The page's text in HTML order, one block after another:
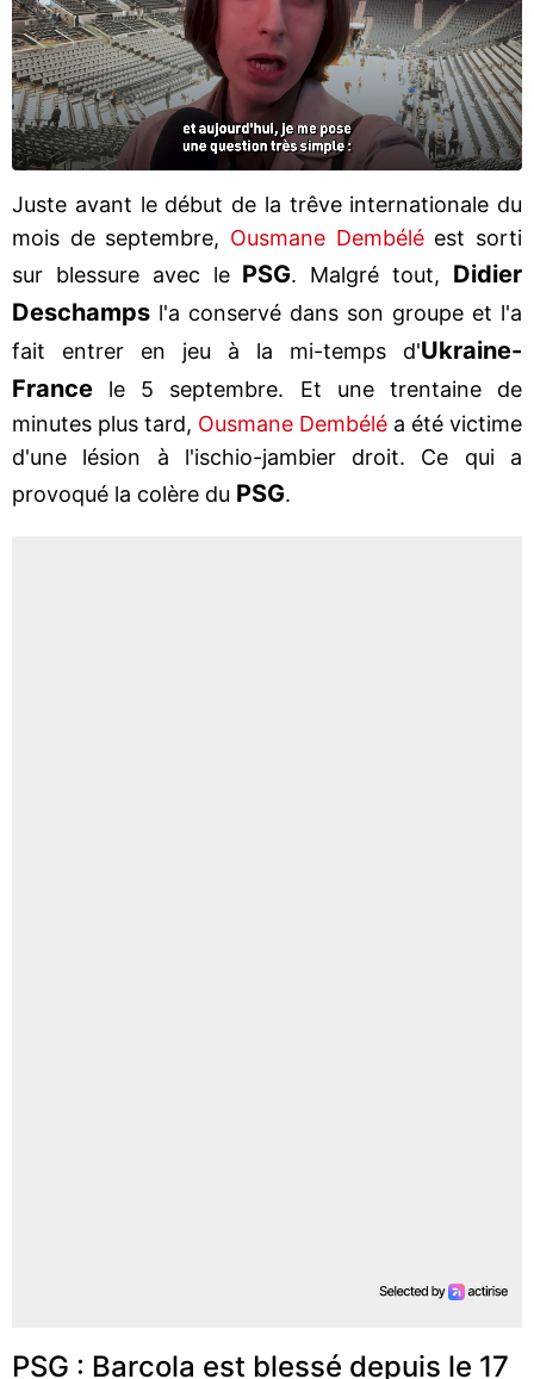
Juste avant le début de la trêve internationale du
mois de septembre, Ousmane Dembélé est sorti
sur blessure avec le PSG. Malgré tout, Didier
Deschamps l'a conservé dans son groupe et l'a
fait entrer en jeu à la mi-temps d'Ukraine-
France le 5 septembre. Et une trentaine de
minutes plus tard, Ousmane Dembélé a été victime
d'une lésion à l'ischio-jambier droit. Ce qui a
provoqué la colère du PSG.
PSG : Barcola est blessé depuis le 17